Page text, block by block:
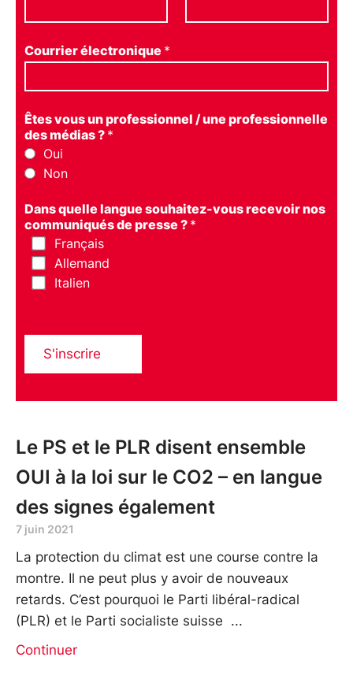
Courrier électronique *
Êtes vous un professionnel / une professionnelle
des médias ? *
Oui
Non
Dans quelle langue souhaitez-vous recevoir nos
communiqués de presse ? *
Français
Allemand
Italien
S'inscrire
Le PS et le PLR disent ensemble
OUI à la loi sur le CO2 – en langue
des signes également
7 juin 2021
La protection du climat est une course contre la
montre. Il ne peut plus y avoir de nouveaux
retards. C’est pourquoi le Parti libéral-radical
(PLR) et le Parti socialiste suisse
Continuer